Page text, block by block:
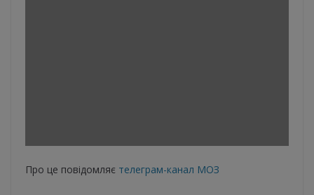
Про це повідомляє телеграм-канал МОЗ